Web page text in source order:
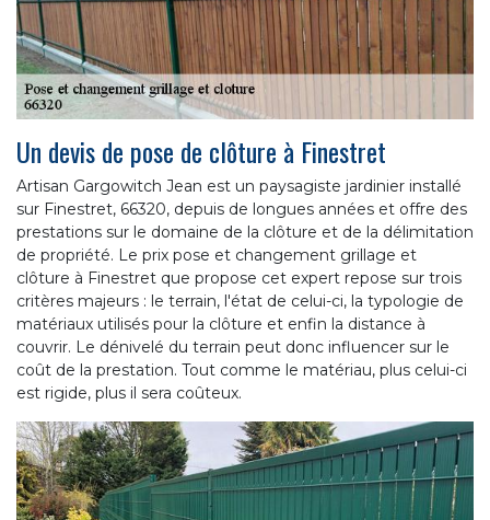
Un devis de pose de clôture à Finestret
Artisan Gargowitch Jean est un paysagiste jardinier installé
sur Finestret, 66320, depuis de longues années et offre des
prestations sur le domaine de la clôture et de la délimitation
de propriété. Le prix pose et changement grillage et
clôture à Finestret que propose cet expert repose sur trois
critères majeurs : le terrain, l'état de celui-ci, la typologie de
matériaux utilisés pour la clôture et enfin la distance à
couvrir. Le dénivelé du terrain peut donc influencer sur le
coût de la prestation. Tout comme le matériau, plus celui-ci
est rigide, plus il sera coûteux.